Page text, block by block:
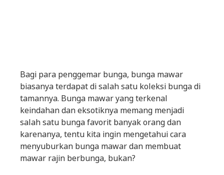
Bagi para penggemar bunga, bunga mawar
biasanya terdapat di salah satu koleksi bunga di
tamannya. Bunga mawar yang terkenal
keindahan dan eksotiknya memang menjadi
salah satu bunga favorit banyak orang dan
karenanya, tentu kita ingin mengetahui cara
menyuburkan bunga mawar dan membuat
mawar rajin berbunga, bukan?